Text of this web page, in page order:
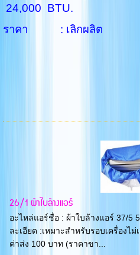
24,000 BTU.
ราคา : เลิกผลิต
26/1 ผ้าใบล้างแอร์
อะไหล่แอร์ชื่อ : ผ้าใบล้างแอร์ 37/5
ละเอียด :เหมาะสำหรับรอบเครื่องไ
ค่าส่ง 100 บาท (ราคาขา...